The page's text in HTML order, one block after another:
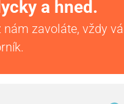
a hned.
nám zavoláte, vždy